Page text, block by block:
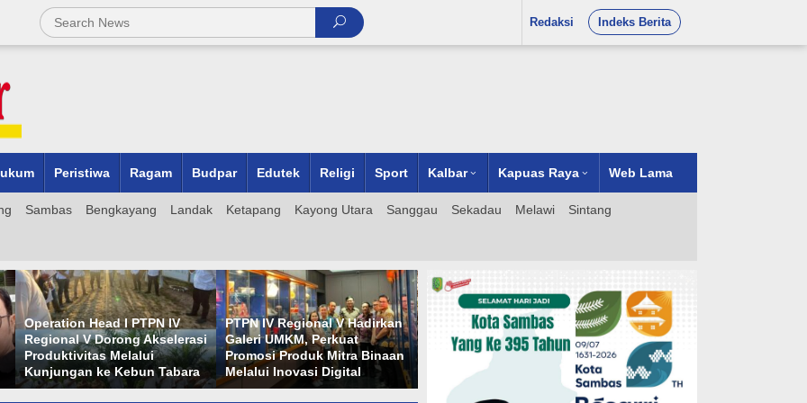
Redaksi Indeks Berita
Peristiwa Ragam Budpar Edutek Religi Sport Kalbar Kapuas Raya Web Lama
Sambas Bengkayang Landak Ketapang Kayong Utara Sanggau Sekadau Melawi Sintang
PTPN IV Regional V Hadirkan
Galeri UMKM, Perkuat
Promosi Produk Mitra Binaan
Melalui Inovasi Digital
Proyek Turap di Gang
Bentasan II Pontianak Utara
Disorot, Dibangun di Atas
Lahan Gambut Tanpa Parit